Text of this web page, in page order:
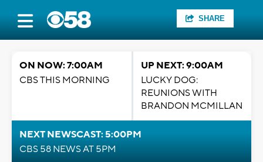
SHARE
ON NOW: 7:00AM
CBS THIS MORNING
UP NEXT: 9:00AM
LUCKY DOG:
REUNIONS WITH
BRANDON MCMILLAN
NEXT NEWSCAST: 5:00PM
CBS 58 NEWS AT 5PM